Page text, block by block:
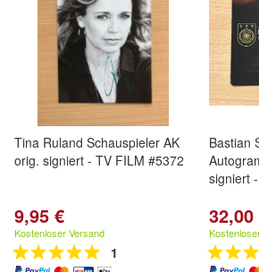
Tina Ruland Schauspieler AK
orig. signiert - TV FILM #5372
9,95 €
Kostenloser Versand
1
Bastian
signiert
32,00